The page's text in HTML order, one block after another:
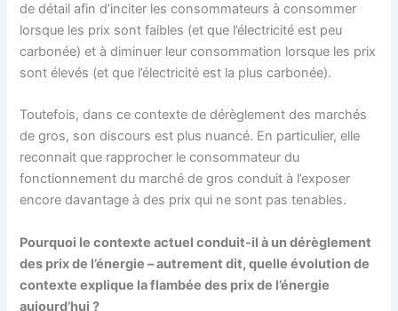
de détail afin d’inciter les consommateurs à consommer
lorsque les prix sont faibles (et que l’électricité est peu
carbonée) et à diminuer leur consommation lorsque les prix
sont élevés (et que l’électricité est la plus carbonée).
Toutefois, dans ce contexte de dérèglement des marchés
de gros, son discours est plus nuancé. En particulier, elle
reconnait que rapprocher le consommateur du
fonctionnement du marché de gros conduit à l’exposer
encore davantage à des prix qui ne sont pas tenables.
Pourquoi le contexte actuel conduit-il à un dérèglement
des prix de l’énergie – autrement dit, quelle évolution de
contexte explique la flambée des prix de l’énergie
aujourd’hui ?